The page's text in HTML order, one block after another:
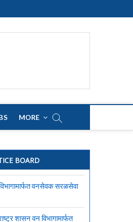
MORE
BOARD
वनसेवक सरळसेवा
शासन वन विभागामार्फत